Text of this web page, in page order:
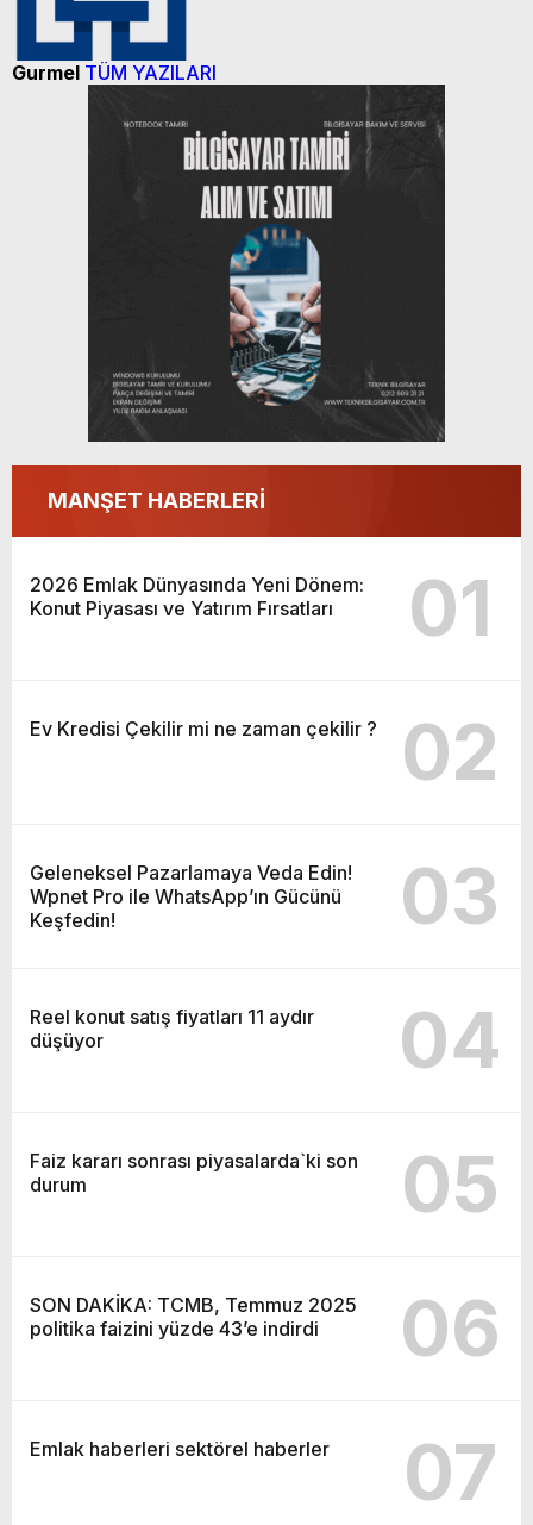
Gurmel TÜM YAZILARI
MANŞET HABERLERİ
2026 Emlak Dünyasında Yeni Dönem:
Konut Piyasası ve Yatırım Fırsatları
01
Ev Kredisi Çekilir mi ne zaman çekilir ? 02
Geleneksel Pazarlamaya Veda Edin!
Wpnet Pro ile WhatsApp’ın Gücünü
Keşfedin!
03
Reel konut satış fiyatları 11 aydır
düşüyor
04
Faiz kararı sonrası piyasalarda`ki son
durum
05
SON DAKİKA: TCMB, Temmuz 2025
politika faizini yüzde 43’e indirdi
06
Emlak haberleri sektörel haberler 07